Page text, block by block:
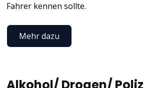
Fahrer kennen sollte.
Mehr dazu